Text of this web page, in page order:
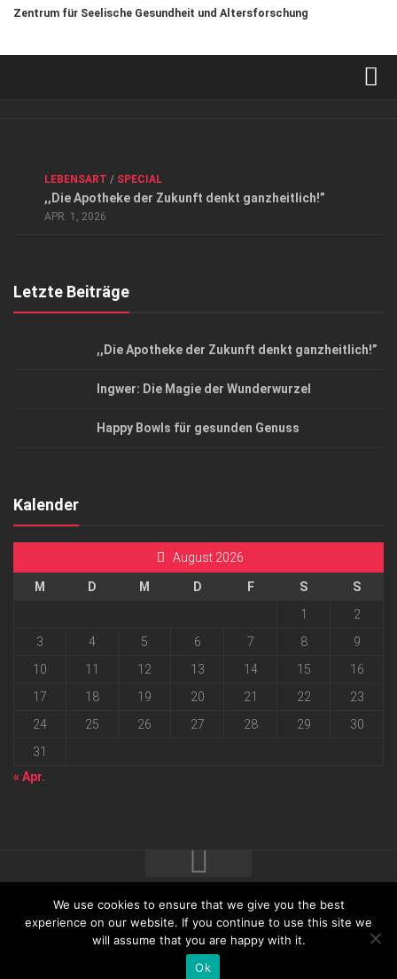
Zentrum für Seelische Gesundheit und Altersforschung
Datenschutzerklärung
Top Magazin Dresden / Ostsachsen
LEBENSART / SPECIAL
,,Die Apotheke der Zukunft denkt ganzheitlich!”
APR. 1, 2026
Letzte Beiträge
,,Die Apotheke der Zukunft denkt ganzheitlich!”
Ingwer: Die Magie der Wunderwurzel
Happy Bowls für gesunden Genuss
Kalender
August 2026
M D M D F S
S
1
2
3
4 5 6 7 8
9
10
11 12 13 14 15
16
17
18 19 20 21 22
23
24
25 26 27 28 29
30
31
« Apr.
2026 progressmedia Verlag & Werbeagentur GmbH • Bautzner
Landstraße 62 • 01324 Dresden
We use cookies to ensure that we give you the best
experience on our website. If you continue to use this site we
will assume that you are happy with it.
Ok